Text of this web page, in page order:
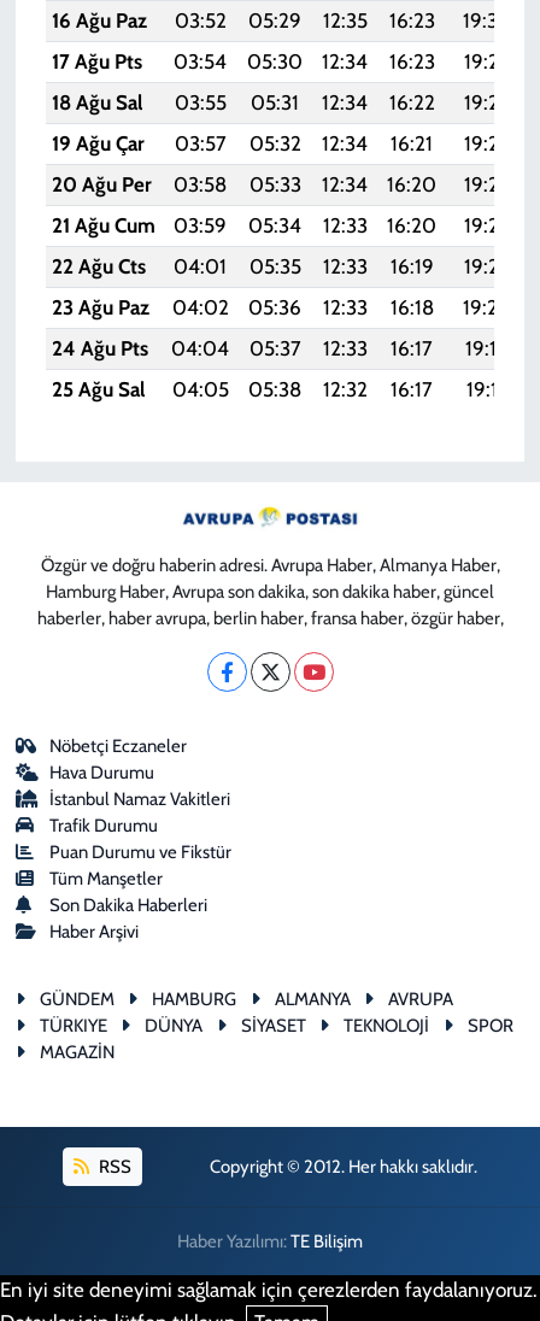
16 Ağu Paz
03:52 05:29 12:35 16:23 19:30
17 Ağu Pts
03:54 05:30 12:34 16:23 19:29
18 Ağu Sal
03:55 05:31 12:34 16:22 19:28
19 Ağu Çar
03:57 05:32 12:34 16:21 19:26
20 Ağu Per
03:58 05:33 12:34 16:20 19:25
21 Ağu Cum
03:59 05:34 12:33 16:20 19:23
22 Ağu Cts
04:01 05:35 12:33 16:19 19:22
23 Ağu Paz
04:02 05:36 12:33 16:18 19:20
24 Ağu Pts
04:04 05:37 12:33 16:17 19:19
25 Ağu Sal
04:05 05:38 12:32 16:17 19:17
Özgür ve doğru haberin adresi. Avrupa Haber, Almanya Haber,
Hamburg Haber, Avrupa son dakika, son dakika haber, güncel
haberler, haber avrupa, berlin haber, fransa haber, özgür haber,
Nöbetçi Eczaneler
Hava Durumu
İstanbul Namaz Vakitleri
Trafik Durumu
Puan Durumu ve Fikstür
Tüm Manşetler
Son Dakika Haberleri
Haber Arşivi
GÜNDEM HAMBURG ALMANYA
AVRUPA
TÜRKIYE
DÜNYA SİYASET TEKNOLOJİ
SPOR
MAGAZİN
RSS Copyright © 2012. Her hakkı saklıdır.
Haber Yazılımı:TE Bilişim
En iyi site deneyimi sağlamak için çerezlerden faydalanıyoruz.